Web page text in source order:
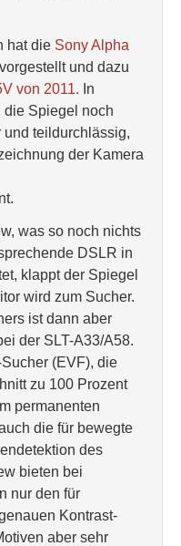
hat die Sony Alpha
und dazu
von 2011. In
die Spiegel noch
und teildurchlässig,
der Kamera
was so noch nichts
DSLR in
klappt der Spiegel
wird zum Sucher.
ist dann aber
der SLT-A33/A58.
(EVF), die
zu 100 Prozent
permanenten
die für bewegte
des
bieten bei
nur den für
Kontrast-
aber sehr